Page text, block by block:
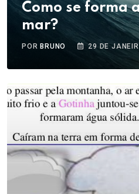
Como se forma
mar?
POR BRUNO 29 DE